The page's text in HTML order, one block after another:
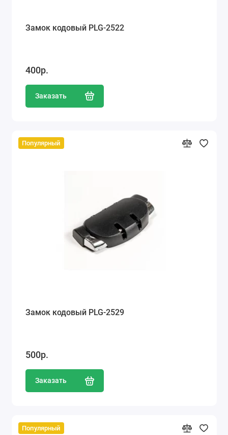
Замок кодовый PLG-2522
400р.
Заказать
Популярный
Замок кодовый PLG-2529
500р.
Заказать
Популярный